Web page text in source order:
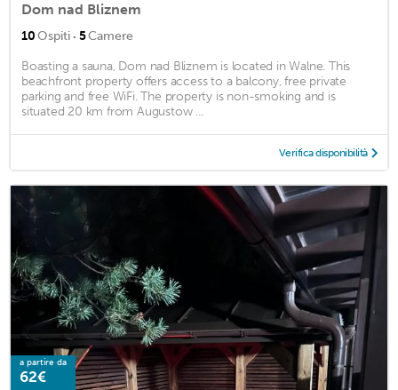
Dom nad Bliznem
10Ospiti · 5Camere
Boasting a sauna, Dom nad Bliznem is located in Walne. This
beachfront property offers access to a balcony, free private
parking and free WiFi. The property is non-smoking and is
situated 20 km from Augustow ...
Verifica disponibilità
a partire da
62€